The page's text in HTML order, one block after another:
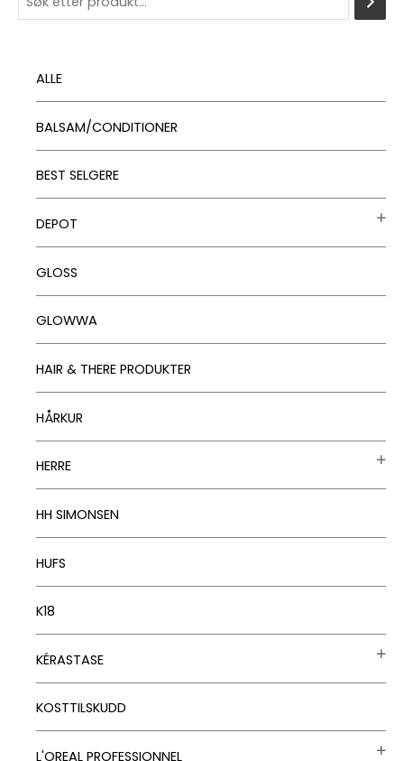
ALLE
BALSAM/CONDITIONER
BEST SELGERE
DEPOT
GLOSS
GLOWWA
HAIR & THERE PRODUKTER
HÅRKUR
HERRE
HH SIMONSEN
HUFS
K18
KÉRASTASE
KOSTTILSKUDD
L'OREAL PROFESSIONNEL